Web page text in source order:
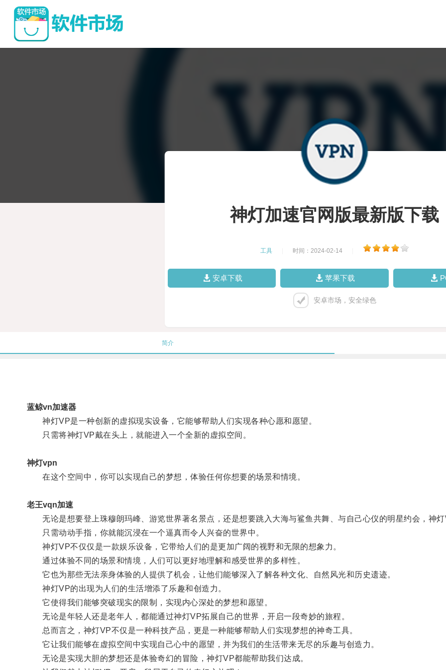
神灯加速官网版最新版下载
工具 时间：2024-02-14
安卓下载 苹果下载
安卓市场，安全绿色
简介
蓝鲸vn加速器
神灯VP是一种创新的虚拟现实设备，它能够帮助人们实现各种心愿和愿望。
只需将神灯VP戴在头上，就能进入一个全新的虚拟空间。
神灯vpn
在这个空间中，你可以实现自己的梦想，体验任何你想要的场景和情境。
老王vqn加速
无论是想要登上珠穆朗玛峰、游览世界著名景点，还是想要跳入大海与鲨鱼共舞、与自己心仪的明星约会，神灯
只需动动手指，你就能沉浸在一个逼真而令人兴奋的世界中。
神灯VP不仅仅是一款娱乐设备，它带给人们的是更加广阔的视野和无限的想象力。
通过体验不同的场景和情境，人们可以更好地理解和感受世界的多样性。
它也为那些无法亲身体验的人提供了机会，让他们能够深入了解各种文化、自然风光和历史遗迹。
神灯VP的出现为人们的生活增添了乐趣和创造力。
它使得我们能够突破现实的限制，实现内心深处的梦想和愿望。
无论是年轻人还是老年人，都能通过神灯VP拓展自己的世界，开启一段奇妙的旅程。
总而言之，神灯VP不仅是一种科技产品，更是一种能够帮助人们实现梦想的神奇工具。
它让我们能够在虚拟空间中实现自己心中的愿望，并为我们的生活带来无尽的乐趣与创造力。
无论是实现大胆的梦想还是体验奇幻的冒险，神灯VP都能帮助我们达成。